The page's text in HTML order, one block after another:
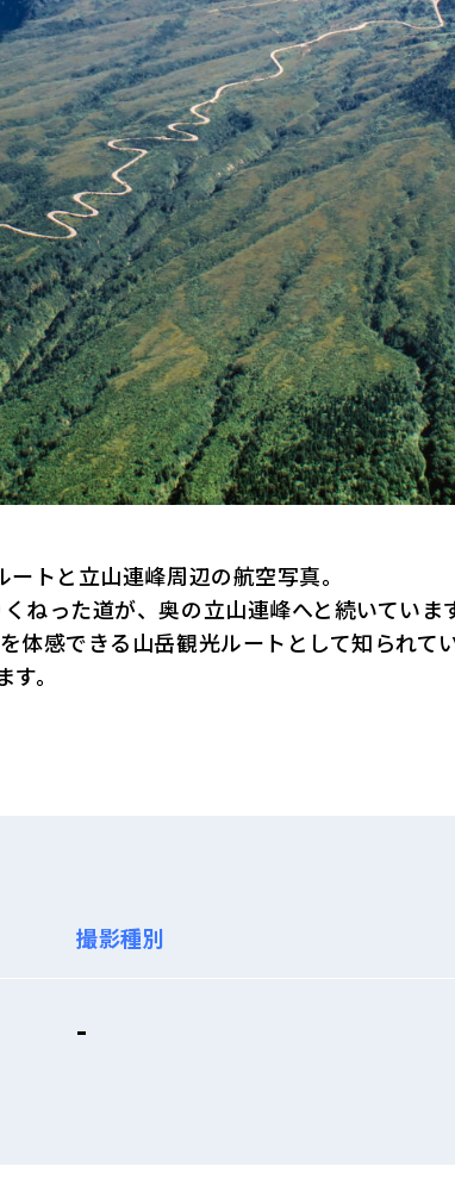
トと立山連峰周辺の航空写真。
ねった道が、奥の立山連峰へと続いていま
体感できる山岳観光ルートとして知られて
。
撮影種別
-